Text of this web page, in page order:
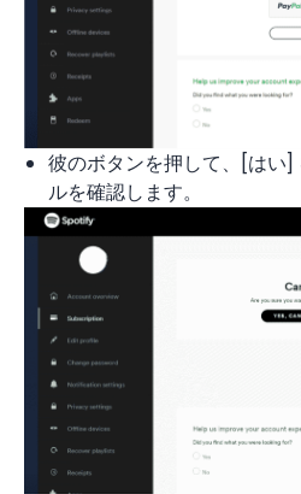
彼のボタンを押して、[はい]
ルを確認します。